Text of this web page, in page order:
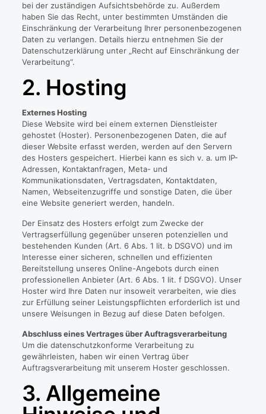
bei der zuständigen Aufsichtsbehörde zu. Außerdem
haben Sie das Recht, unter bestimmten Umständen die
Einschränkung der Verarbeitung Ihrer personenbezogenen
Daten zu verlangen. Details hierzu entnehmen Sie der
Datenschutzerklärung unter „Recht auf Einschränkung der
Verarbeitung“.
2. Hosting
Externes Hosting
Diese Website wird bei einem externen Dienstleister
gehostet (Hoster). Personenbezogenen Daten, die auf
dieser Website erfasst werden, werden auf den Servern
des Hosters gespeichert. Hierbei kann es sich v. a. um IP-
Adressen, Kontaktanfragen, Meta- und
Kommunikationsdaten, Vertragsdaten, Kontaktdaten,
Namen, Webseitenzugriffe und sonstige Daten, die über
eine Website generiert werden, handeln.
Der Einsatz des Hosters erfolgt zum Zwecke der
Vertragserfüllung gegenüber unseren potenziellen und
bestehenden Kunden (Art. 6 Abs. 1 lit. b DSGVO) und im
Interesse einer sicheren, schnellen und effizienten
Bereitstellung unseres Online-Angebots durch einen
professionellen Anbieter (Art. 6 Abs. 1 lit. f DSGVO). Unser
Hoster wird Ihre Daten nur insoweit verarbeiten, wie dies
zur Erfüllung seiner Leistungspflichten erforderlich ist und
unsere Weisungen in Bezug auf diese Daten befolgen.
Abschluss eines Vertrages über Auftragsverarbeitung
Um die datenschutzkonforme Verarbeitung zu
gewährleisten, haben wir einen Vertrag über
Auftragsverarbeitung mit unserem Hoster geschlossen.
3. Allgemeine